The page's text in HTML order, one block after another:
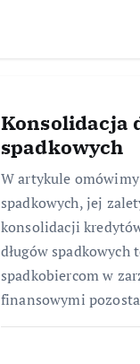
Konsolidacja
spadkowych
W artykule
spadkowych, jej
konsolidacji
długów spadkowych
spadkobiercom w
finansowymi